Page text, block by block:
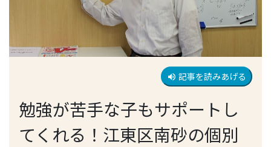
volume_up 記事を読みあげる
勉強が苦手な子もサポートし
てくれる！江東区南砂の個別